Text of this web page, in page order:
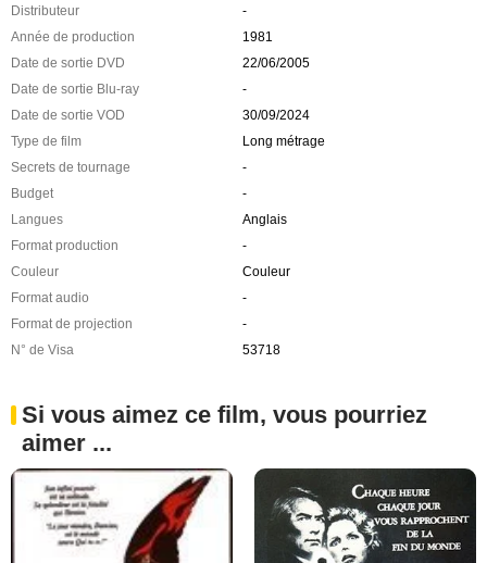
Distributeur
-
Année de production
1981
Date de sortie DVD
22/06/2005
Date de sortie Blu-ray
-
Date de sortie VOD
30/09/2024
Type de film
Long métrage
Secrets de tournage
-
Budget
-
Langues
Anglais
Format production
-
Couleur
Couleur
Format audio
-
Format de projection
-
N° de Visa
53718
Si vous aimez ce film, vous pourriez
aimer ...